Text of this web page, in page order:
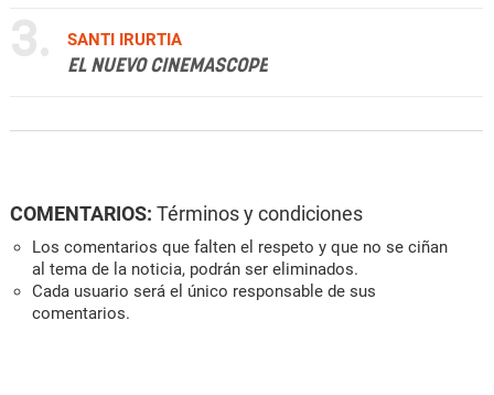
3.
SANTI IRURTIA
EL NUEVO CINEMASCOPE
COMENTARIOS: Términos y condiciones
Los comentarios que falten el respeto y que no se ciñan
al tema de la noticia, podrán ser eliminados.
Cada usuario será el único responsable de sus
comentarios.